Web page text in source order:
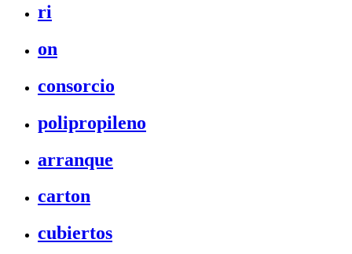
ri
on
consorcio
polipropileno
arranque
carton
cubiertos